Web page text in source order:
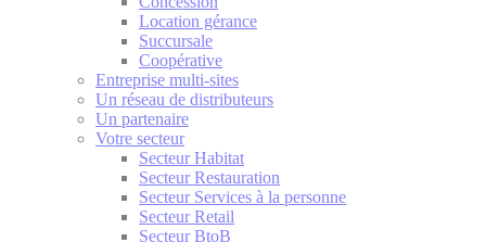
Location gérance
Succursale
Coopérative
Entreprise multi-sites
Un réseau de distributeurs
Un partenaire
Votre secteur
Secteur Habitat
Secteur Restauration
Secteur Services à la personne
Secteur Retail
Secteur BtoB